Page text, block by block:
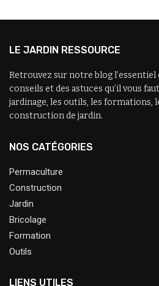
LE JARDIN RESSOURCE
Retrouvez sur notre blog
conseils et des astuces qu’il vous
jardinage, les outils, les formations,
construction de jardin.
NOS CATÉGORIES
Permaculture
Construction
Jardin
Bricolage
Formation
Outils
LIENS UTILES